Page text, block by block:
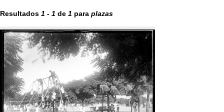
Resultados 1 - 1 de 1 para plazas